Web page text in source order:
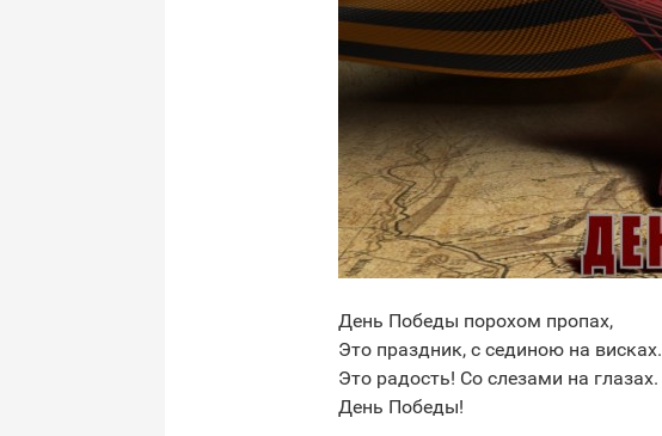
День Победы порохом пропах,
Это праздник, с сединою на висках.
Это радость! Со слезами на глазах.
День Победы!